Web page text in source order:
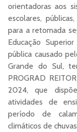
orientadoras aos
escolares,
para a retomada
Educação
pública causado
Grande do Sul,
PROGRAD
2024, que
atividades de
período de
climáticos de